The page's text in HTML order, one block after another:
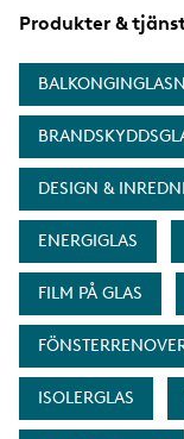
Produkter &
DESIGN &
ENERGIGLAS
FILM PÅ GLAS
ISOLERGLAS